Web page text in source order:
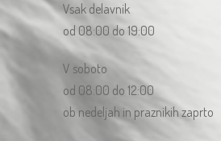
Vsak delavnik
od 08:00 do 19:00
V soboto
od 08:00 do 12:00
ob nedeljah in praznikih zaprto